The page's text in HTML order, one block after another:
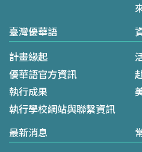
臺灣優華語
計畫緣起
優華語官方資訊
執行成果
執行學校網站與聯繫資訊
最新消息